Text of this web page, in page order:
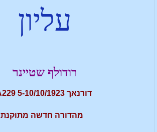
עליון
רודולף שטיינר
דורנאך 5-10/10/1923 GA229
מהדורה חדשה מתוקנת